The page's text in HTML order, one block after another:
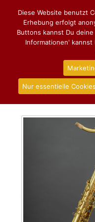
Start/ Tenorsaxophon/
Diese Website benutzt
Erhebung erfolgt
Buttons kannst Du
Informationen'
Nur essentielle